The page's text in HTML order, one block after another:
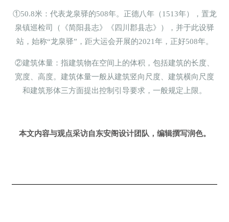
①50.8米：代表龙泉驿的508年。正德八年（1513年），置龙
泉镇巡检司（《简阳县志》《四川郡县志》），并于此设驿
站，始称“龙泉驿”，距大运会开展的2021年，正好508年。
②建筑体量：指建筑物在空间上的体积，包括建筑的长度、
宽度、高度。建筑体量一般从建筑竖向尺度、建筑横向尺度
和建筑形体三方面提出控制引导要求，一般规定上限。
本文内容与观点采访自东安阁设计团队，编辑撰写润色。